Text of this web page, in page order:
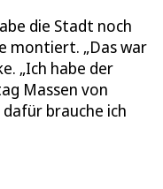
die Stadt noch
montiert. „Das war
„Ich habe der
Massen von
brauche ich